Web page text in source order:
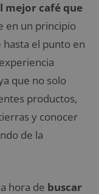
mejor café que
en un principio
hasta el punto en
que no solo
productos,
y conocer
de la
hora de buscar